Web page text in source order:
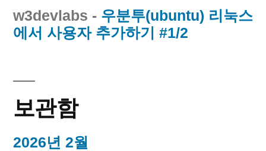
w3devlabs - 우분투(ubuntu) 리눅스
에서 사용자 추가하기 #1/2
보관함
2026년 2월